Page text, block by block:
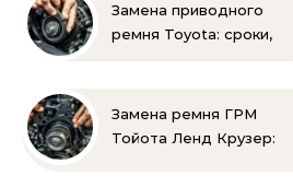
Замена приводного
ремня Toyota: сроки,
своими руками
Замена ремня ГРМ
Тойота Ленд Крузер: